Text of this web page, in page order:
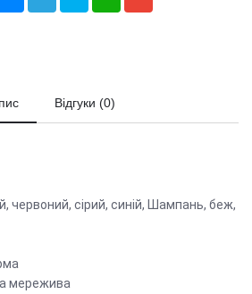
Відгуки (0)
червоний, сірий, синій, Шампань, беж,
мережива